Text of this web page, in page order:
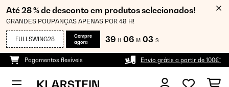
Até 28 % de desconto em produtos selecionados!
GRANDES POUPANÇAS APENAS POR 48 H!
FULLSWING28
Compre
agora
39 H 06 M 02 S
Pagamentos flexíveis Envio grátis a partir de 100€*